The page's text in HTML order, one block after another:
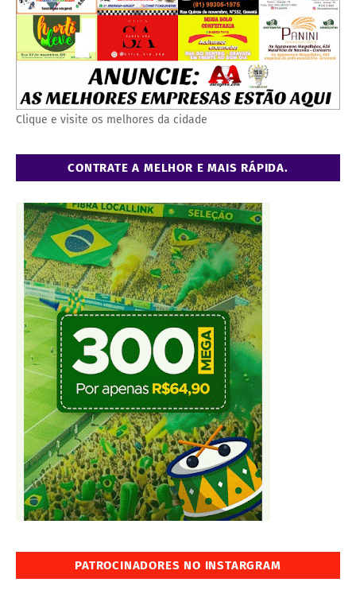
Clique e visite os melhores da cidade
CONTRATE A MELHOR E MAIS RÁPIDA.
PATROCINADORES NO INSTARGRAM